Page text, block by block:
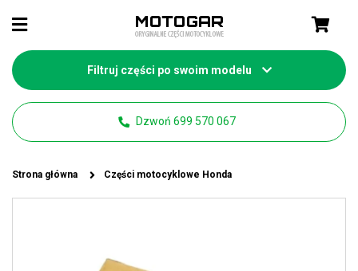
Filtruj części po swoim modelu
Dzwoń 699 570 067
Strona główna Części motocyklowe Honda